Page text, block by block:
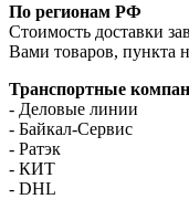
По регионам РФ
Стоимость доставки
Вами товаров, пункта
Транспортные
- Деловые линии
- Байкал-Сервис
- Ратэк
- КИТ
- DHL